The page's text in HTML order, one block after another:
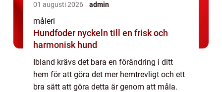
01 augusti 2026 admin
måleri
Hundfoder nyckeln till en frisk och
harmonisk hund
Ibland krävs det bara en förändring i ditt
hem för att göra det mer hemtrevligt och ett
bra sätt att göra detta är genom att måla.